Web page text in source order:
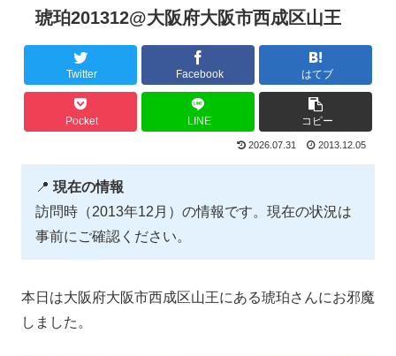
琥珀201312@大阪府大阪市西成区山王
Twitter Facebook はてブ
Pocket LINE コピー
2026.07.31 2013.12.05
📍 現在の情報
訪問時（2013年12月）の情報です。現在の状況は
事前にご確認ください。
本日は大阪府大阪市西成区山王にある琥珀さんにお邪魔
しました。